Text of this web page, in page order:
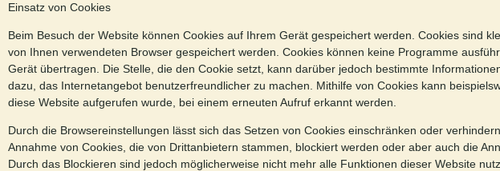
Einsatz von Cookies
Beim Besuch der Website können Cookies auf Ihrem Gerät gespeichert werden. Cookies sind
von Ihnen verwendeten Browser gespeichert werden. Cookies können keine Programme
Gerät übertragen. Die Stelle, die den Cookie setzt, kann darüber jedoch bestimmte
dazu, das Internetangebot benutzerfreundlicher zu machen. Mithilfe von Cookies kann
diese Website aufgerufen wurde, bei einem erneuten Aufruf erkannt werden.
Durch die Browsereinstellungen lässt sich das Setzen von Cookies einschränken oder
Annahme von Cookies, die von Drittanbietern stammen, blockiert werden oder aber auch die
Durch das Blockieren sind jedoch möglicherweise nicht mehr alle Funktionen dieser Website